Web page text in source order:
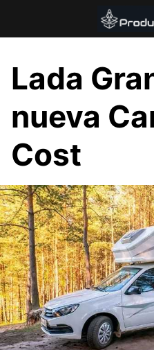
contenido
Lada
nueva
Cost